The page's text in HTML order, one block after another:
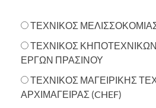
ΤΕΧΝΙΚΟΣ
ΤΕΧΝΙΚΟΣ
ΕΡΓΩΝ ΠΡΑΣΙΝΟΥ
ΤΕΧΝΙΚΟΣ ΜΑΓΕΙΡΙΚΗΣ
ΑΡΧΙΜΑΓΕΙΡΑΣ (CHEF)